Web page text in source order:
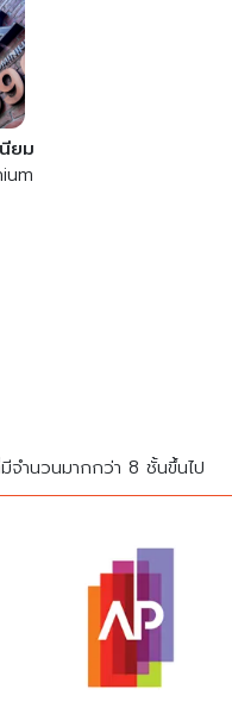
ยม
ำนวนมากกว่า 8 ชั้นขึ้นไป